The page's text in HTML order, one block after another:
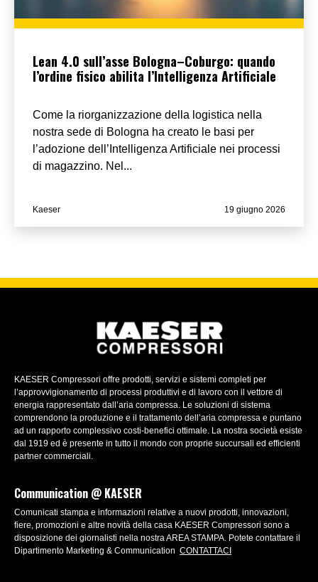
Lean 4.0 sull’asse Bologna–Coburgo: quando
l’ordine fisico abilita l’Intelligenza Artificiale
Come la riorganizzazione della logistica nella
nostra sede di Bologna ha creato le basi per
l’adozione dell’Intelligenza Artificiale nei processi
di magazzino. Nel...
Kaeser 19 giugno 2026
KAESER Compressori offre prodotti, servizi e sistemi completi per
l’approvvigionamento di processi produttivi e di lavoro con il vettore di
energia rappresentato dall’aria compressa. Le soluzioni di sistema
comprendono la produzione e il trattamento dell’aria compressa e puntano
ad un rapporto complessivo costi-benefici ottimale. La nostra società esiste
dal 1919 ed è presente in tutto il mondo con proprie succursali ed efficienti
partner commerciali.
Communication @ KAESER
Comunicati stampa e informazioni relative a nuovi prodotti, innovazioni,
fiere, promozioni e altre novità della casa KAESER Compressori sono a
disposizione dei giornalisti nella nostra AREA STAMPA. Potete contattare il
Dipartimento Marketing & Communication CONTATTACI